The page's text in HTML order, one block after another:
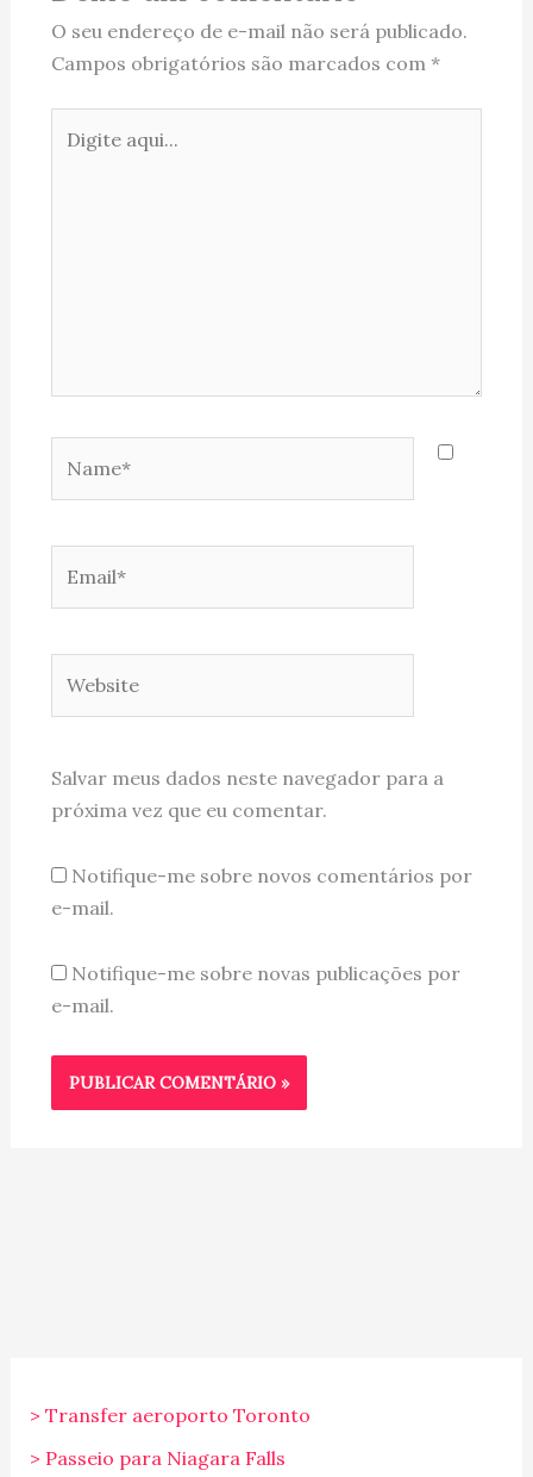
O seu endereço de e-mail não será publicado.
Campos obrigatórios são marcados com *
aqui...
Salvar meus dados neste navegador para a
próxima vez que eu comentar.
Notifique-me sobre novos comentários por
e-mail.
Notifique-me sobre novas publicações por
e-mail.
> Transfer aeroporto Toronto
> Passeio para Niagara Falls